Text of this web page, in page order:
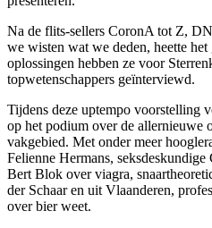
Na de flits-sellers CoronA tot Z,
we wisten wat we deden, heette
oplossingen hebben ze voor
topwetenschappers geïnterviewd.
Tijdens deze uptempo voorstelling
op het podium over de allernieuwe
vakgebied. Met onder meer
Felienne Hermans,
Bert Blok over viagra,
der Schaar en uit Vlaanderen,
over bier weet.